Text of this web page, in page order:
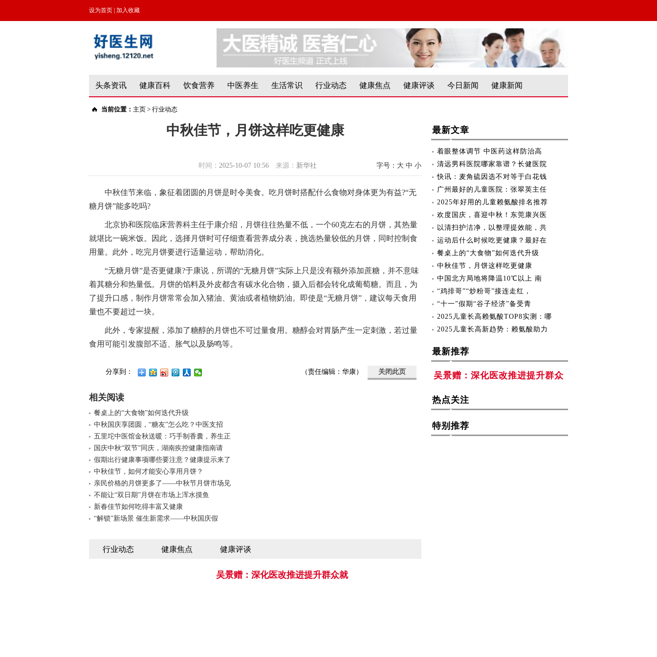
设为首页 加入收藏
头条资讯 健康百科 饮食营养 中医养生 生活常识 行业动态 健康焦点 健康评谈 今日新闻 健康新闻
当前位置： 主页 > 行业动态
中秋佳节，月饼这样吃更健康
时间： 2025-10-07 10:56 来源： 新华社 字号： 大 中 小
中秋佳节来临，象征着团圆的月饼是时令美食。吃月饼时搭配什么食物对身体更为有益?“无
糖月饼”能多吃吗?
北京协和医院临床营养科主任于康介绍，月饼往往热量不低，一个60克左右的月饼，其热量
就堪比一碗米饭。因此，选择月饼时可仔细查看营养成分表，挑选热量较低的月饼，同时控制食
用量。此外，吃完月饼要进行适量运动，帮助消化。
“无糖月饼”是否更健康?于康说，所谓的“无糖月饼”实际上只是没有额外添加蔗糖，并不意味
着其糖分和热量低。月饼的馅料及外皮都含有碳水化合物，摄入后都会转化成葡萄糖。而且，为
了提升口感，制作月饼常常会加入猪油、黄油或者植物奶油。即使是“无糖月饼”，建议每天食用
量也不要超过一块。
此外，专家提醒，添加了糖醇的月饼也不可过量食用。糖醇会对胃肠产生一定刺激，若过量
食用可能引发腹部不适、胀气以及肠鸣等。
分享到： 关闭此页
（责任编辑：华康）
相关阅读
餐桌上的“大食物”如何迭代升级
中秋国庆享团圆，“糖友”怎么吃？中医支招
五里坨中医馆金秋送暖：巧手制香囊，养生正
国庆中秋“双节”同庆，湖南疾控健康指南请
假期出行健康事项哪些要注意？健康提示来了
中秋佳节，如何才能安心享用月饼？
亲民价格的月饼更多了——中秋节月饼市场见
不能让“双日期”月饼在市场上浑水摸鱼
新春佳节如何吃得丰富又健康
“解锁”新场景 催生新需求——中秋国庆假
行业动态 健康焦点 健康评谈
吴景赠：深化医改推进提升群众就
最新文章
着眼整体调节 中医药这样防治高
清远男科医院哪家靠谱？长健医院
快讯：麦角硫因选不对等于白花钱
广州最好的儿童医院：张翠英主任
2025年好用的儿童赖氨酸排名推荐
欢度国庆，喜迎中秋！东莞康兴医
以清扫护洁净，以整理提效能，共
运动后什么时候吃更健康？最好在
餐桌上的“大食物”如何迭代升级
中秋佳节，月饼这样吃更健康
中国北方局地将降温10℃以上 南
“鸡排哥”“炒粉哥”接连走红，
“十一”假期“谷子经济”备受青
2025儿童长高赖氨酸TOP8实测：哪
2025儿童长高新趋势：赖氨酸助力
最新推荐
吴景赠：深化医改推进提升群众
热点关注
特别推荐